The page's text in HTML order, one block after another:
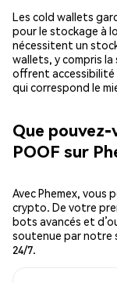
Les cold wallets
pour le stockage à
nécessitent un
wallets, y compris
offrent accessibilité
qui correspond le
Que
POOF sur
Avec Phemex,
crypto. De votre
bots avancés et
soutenue par notre
24/7.